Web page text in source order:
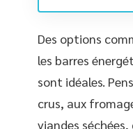
Des options
les barres
sont idéales.
crus, aux
viandes